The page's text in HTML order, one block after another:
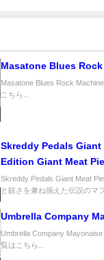
Masatone Blues
Masatone Blues Rock
こちら...
Skreddy Pedals Giant
Edition Giant Meat
Skreddy Pedals Giant Meat
と鋭さを兼ね揃えた伝説のマ
Umbrella Company
Umbrella Company
覧はこちら...